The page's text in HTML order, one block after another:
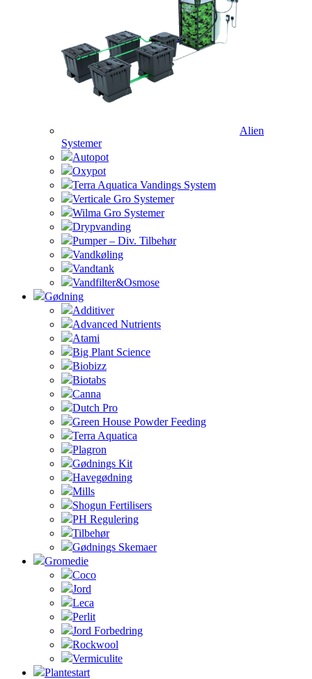
Alien
Systemer
Autopot
Oxypot
Terra Aquatica Vandings System
Verticale Gro Systemer
Wilma Gro Systemer
Drypvanding
Pumper – Div. Tilbehør
Vandkøling
Vandtank
Vandfilter&Osmose
Gødning
Additiver
Advanced Nutrients
Atami
Big Plant Science
Biobizz
Biotabs
Canna
Dutch Pro
Green House Powder Feeding
Terra Aquatica
Plagron
Gødnings Kit
Havegødning
Mills
Shogun Fertilisers
PH Regulering
Tilbehør
Gødnings Skemaer
Gromedie
Coco
Jord
Leca
Perlit
Jord Forbedring
Rockwool
Vermiculite
Plantestart